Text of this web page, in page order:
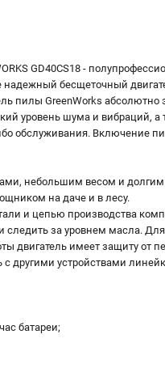
GD40CS18 -
надежный бесщеточный
пилы GreenWorks
уровень шума и вибраций, а
обслуживания. Включение
небольшим весом и
на даче и в лесу.
и цепью производства
за уровнем масла.
двигатель имеет защиту от
другими устройствами
батареи;